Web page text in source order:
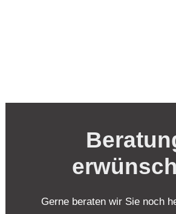
Gerne beraten wir Sie noch